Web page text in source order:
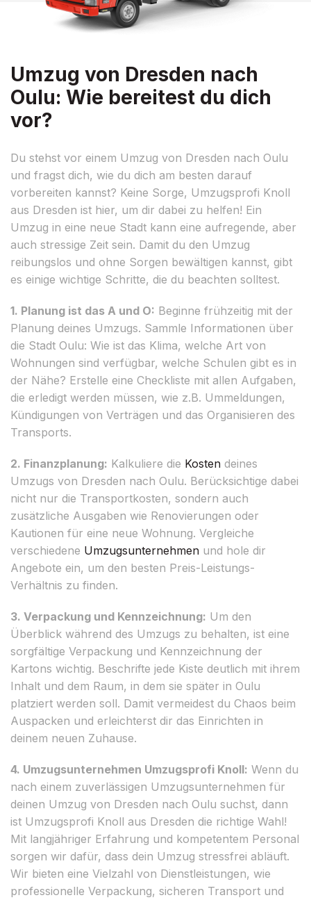
Umzug von Dresden nach
Oulu: Wie bereitest du dich
vor?
Du stehst vor einem Umzug von Dresden nach Oulu
und fragst dich, wie du dich am besten darauf
vorbereiten kannst? Keine Sorge, Umzugsprofi Knoll
aus Dresden ist hier, um dir dabei zu helfen! Ein
Umzug in eine neue Stadt kann eine aufregende, aber
auch stressige Zeit sein. Damit du den Umzug
reibungslos und ohne Sorgen bewältigen kannst, gibt
es einige wichtige Schritte, die du beachten solltest.
1. Planung ist das A und O: Beginne frühzeitig mit der
Planung deines Umzugs. Sammle Informationen über
die Stadt Oulu: Wie ist das Klima, welche Art von
Wohnungen sind verfügbar, welche Schulen gibt es in
der Nähe? Erstelle eine Checkliste mit allen Aufgaben,
die erledigt werden müssen, wie z.B. Ummeldungen,
Kündigungen von Verträgen und das Organisieren des
Transports.
2. Finanzplanung: Kalkuliere die Kosten deines
Umzugs von Dresden nach Oulu. Berücksichtige dabei
nicht nur die Transportkosten, sondern auch
zusätzliche Ausgaben wie Renovierungen oder
Kautionen für eine neue Wohnung. Vergleiche
verschiedene Umzugsunternehmen und hole dir
Angebote ein, um den besten Preis-Leistungs-
Verhältnis zu finden.
3. Verpackung und Kennzeichnung: Um den
Überblick während des Umzugs zu behalten, ist eine
sorgfältige Verpackung und Kennzeichnung der
Kartons wichtig. Beschrifte jede Kiste deutlich mit ihrem
Inhalt und dem Raum, in dem sie später in Oulu
platziert werden soll. Damit vermeidest du Chaos beim
Auspacken und erleichterst dir das Einrichten in
deinem neuen Zuhause.
4. Umzugsunternehmen Umzugsprofi Knoll: Wenn du
nach einem zuverlässigen Umzugsunternehmen für
deinen Umzug von Dresden nach Oulu suchst, dann
ist Umzugsprofi Knoll aus Dresden die richtige Wahl!
Mit langjähriger Erfahrung und kompetentem Personal
sorgen wir dafür, dass dein Umzug stressfrei abläuft.
Wir bieten eine Vielzahl von Dienstleistungen, wie
professionelle Verpackung, sicheren Transport und